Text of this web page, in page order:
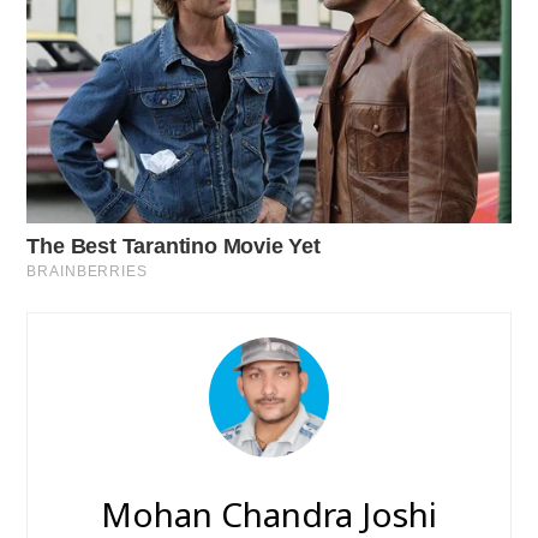
Mohan Chandra Joshi